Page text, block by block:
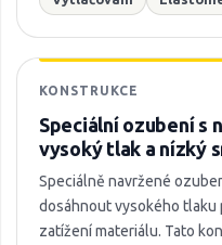
KONSTRUKCE
Speciální ozubení s
vysoký tlak a nízký
Speciálně navržené
dosáhnout vysokého tlaku
zatížení materiálu. Tato